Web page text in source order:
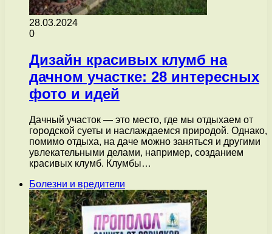
28.03.2024
0
Дизайн красивых клумб на
дачном участке: 28 интересных
фото и идей
Дачный участок — это место, где мы отдыхаем от
городской суеты и наслаждаемся природой. Однако,
помимо отдыха, на даче можно заняться и другими
увлекательными делами, например, созданием
красивых клумб. Клумбы…
Болезни и вредители